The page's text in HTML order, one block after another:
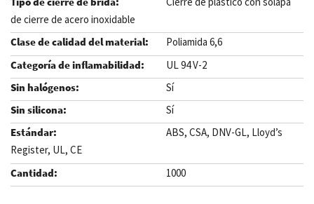
de cierre de acero inoxidable
Poliamida 6,6
UL 94 V-2
Sí
Sí
ABS, CSA, DNV-GL, Lloyd’s
Register, UL, CE
1000